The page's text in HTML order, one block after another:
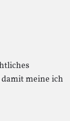
meine ich